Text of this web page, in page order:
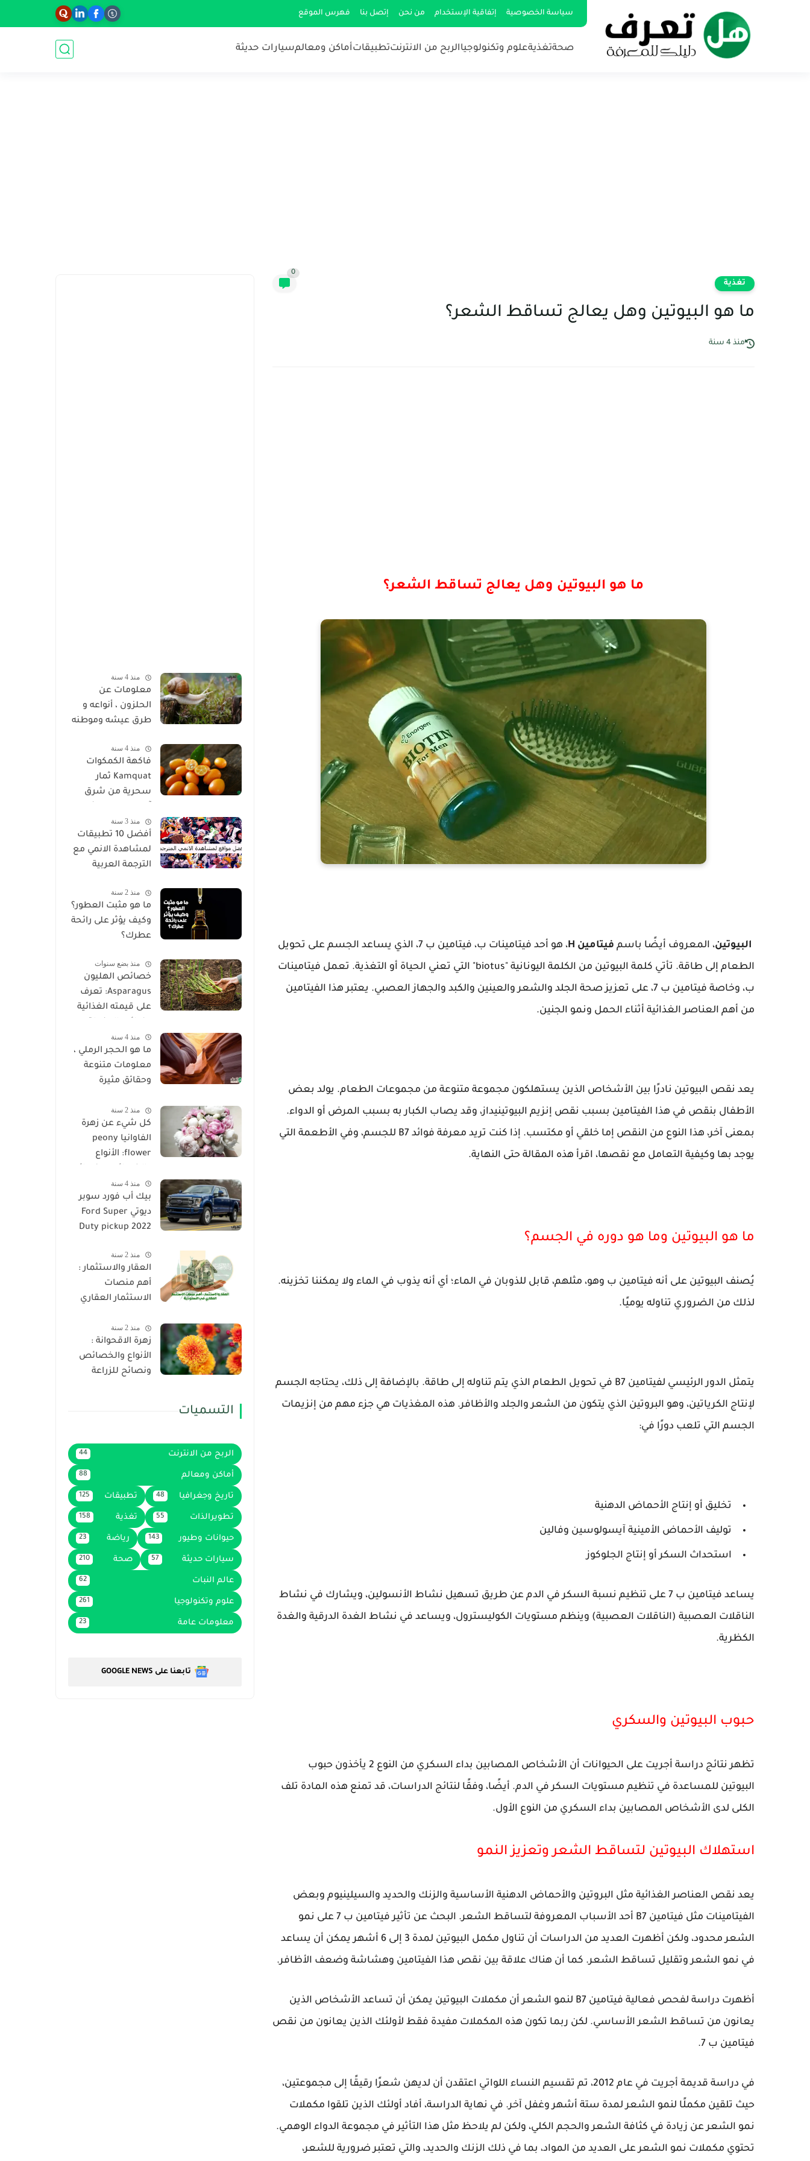
سياسة الخصوصية إتفاقية الإستخدام من نحن إتصل بنا فهرس الموقع
صحةتغذيةعلوم وتكنولوجياالربح من الانترنتتطبيقاتأماكن ومعالمسيارات حديثة
تغذية
0
ما هو البيوتين وهل يعالج تساقط الشعر؟
منذ 4 سنة
ما هو البيوتين وهل يعالج تساقط الشعر؟
البيوتين، المعروف أيضًا باسم فيتامين H
، هو أحد فيتامينات ب، فيتامين ب 7، الذي يساعد الجسم على تحويل
الطعام إلى طاقة. تأتي كلمة البيوتين من الكلمة اليونانية "biotus" التي تعني الحياة أو التغذية. تعمل فيتامينات
ب، وخاصة فيتامين ب 7، على تعزيز صحة الجلد والشعر والعينين والكبد والجهاز العصبي. يعتبر هذا الفيتامين
من أهم العناصر الغذائية أثناء الحمل ونمو الجنين.
يعد نقص البيوتين نادرًا بين الأشخاص الذين يستهلكون مجموعة متنوعة من مجموعات الطعام. يولد بعض
الأطفال بنقص في هذا الفيتامين بسبب نقص إنزيم البيوتينيداز، وقد يصاب الكبار به بسبب المرض أو الدواء.
بمعنى آخر، هذا النوع من النقص إما خلقي أو مكتسب. إذا كنت تريد معرفة فوائد B7 للجسم، وفي الأطعمة التي
يوجد بها وكيفية التعامل مع نقصها، اقرأ هذه المقالة حتى النهاية.
ما هو البيوتين وما هو دوره في الجسم؟
يُصنف البيوتين على أنه فيتامين ب وهو، مثلهم، قابل للذوبان في الماء؛ أي أنه يذوب في الماء ولا يمكننا تخزينه.
لذلك من الضروري تناوله يوميًا.
يتمثل الدور الرئيسي لفيتامين B7 في تحويل الطعام الذي يتم تناوله إلى طاقة. بالإضافة إلى ذلك، يحتاجه الجسم
لإنتاج الكرياتين، وهو البروتين الذي يتكون من الشعر والجلد والأظافر. هذه المغذيات هي جزء مهم من إنزيمات
الجسم التي تلعب دورًا في:
تخليق أو إنتاج الأحماض الدهنية
توليف الأحماض الأمينية آيسولوسين وفالين
استحداث السكر أو إنتاج الجلوكوز
يساعد فيتامين ب 7 على تنظيم نسبة السكر في الدم عن طريق تسهيل نشاط الأنسولين، ويشارك في نشاط
الناقلات العصبية (الناقلات العصبية) وينظم مستويات الكوليسترول، ويساعد في نشاط الغدة الدرقية والغدة
الكظرية.
حبوب البيوتين والسكري
تظهر نتائج دراسة أجريت على الحيوانات أن الأشخاص المصابين بداء السكري من النوع 2 يأخذون حبوب
البيوتين للمساعدة في تنظيم مستويات السكر في الدم. أيضًا، وفقًا لنتائج الدراسات، قد تمنع هذه المادة تلف
الكلى لدى الأشخاص المصابين بداء السكري من النوع الأول.
استهلاك البيوتين لتساقط الشعر وتعزيز النمو
يعد نقص العناصر الغذائية مثل البروتين والأحماض الدهنية الأساسية والزنك والحديد والسيلينيوم وبعض
الفيتامينات مثل فيتامين B7 أحد الأسباب المعروفة لتساقط الشعر. البحث عن تأثير فيتامين ب 7 على نمو
الشعر محدود، ولكن أظهرت العديد من الدراسات أن تناول مكمل البيوتين لمدة 3 إلى 6 أشهر يمكن أن يساعد
في نمو الشعر وتقليل تساقط الشعر. كما أن هناك علاقة بين نقص هذا الفيتامين وهشاشة وضعف الأظافر.
أظهرت دراسة لفحص فعالية فيتامين B7 لنمو الشعر أن مكملات البيوتين يمكن أن تساعد الأشخاص الذين
يعانون من تساقط الشعر الأساسي. لكن ربما تكون هذه المكملات مفيدة فقط لأولئك الذين يعانون من نقص
فيتامين ب 7.
في دراسة قديمة أجريت في عام 2012، تم تقسيم النساء اللواتي اعتقدن أن لديهن شعرًا رقيقًا إلى مجموعتين،
حيث تلقين مكملًا لنمو الشعر لمدة ستة أشهر وغفل آخر. في نهاية الدراسة، أفاد أولئك الذين تلقوا مكملات
نمو الشعر عن زيادة في كثافة الشعر والحجم الكلي، ولكن لم يلاحظ مثل هذا التأثير في مجموعة الدواء الوهمي.
تحتوي مكملات نمو الشعر على العديد من المواد، بما في ذلك الزنك والحديد، والتي تعتبر ضرورية للشعر،
منذ 4 سنة
معلومات عن
الحلزون ، أنواعه و
طرق عيشه وموطنه
منذ 4 سنة
فاكهة الكمكوات
Kamquat ثمار
سحرية من شرق
غير عادية
منذ 3 سنة
أفضل 10 تطبيقات
لمشاهدة الانمي مع
الترجمة العربية
منذ 2 سنة
ما هو مثبت العطور؟
وكيف يؤثر على رائحة
عطرك؟
منذ بضع سنوات
خصائص الهليون
Asparagus: تعرف
على قيمته الغذائية
منذ 4 سنة
ما هو الحجر الرملي ،
معلومات متنوعة
وحقائق مثيرة
الرملي
منذ 2 سنة
كل شيء عن زهرة
الفاوانيا peony
flower: الأنواع
الزراعة
منذ 4 سنة
بيك أب فورد سوبر
ديوتي Ford Super
Duty pickup 2022
منذ 2 سنة
العقار والاستثمار :
أهم منصات
الاستثمار العقاري
منذ 2 سنة
زهرة الاقحوانة :
الأنواع والخصائص
ونصائح للزراعة
التسميات
الربح من الانترنت 44
أماكن ومعالم 88
تاريخ وجغرافيا 48 تطبيقات 125
تطويرالذات 55 تغذية 158
حيوانات وطيور 143 رياضة 23
سيارات حديثة 57 صحة 210
عالم النبات 62
علوم وتكنولوجيا 261
معلومات عامة 23
تابعنا على GOOGLE NEWS